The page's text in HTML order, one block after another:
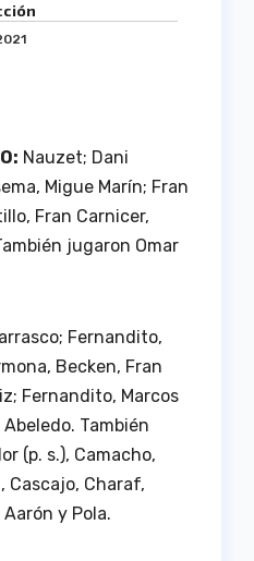
Nauzet; Dani
Migue Marín; Fran
Fran Carnicer,
jugaron Omar
Fernandito,
Becken, Fran
Fernandito, Marcos
También
(p. s.), Camacho,
Cascajo, Charaf,
y Pola.